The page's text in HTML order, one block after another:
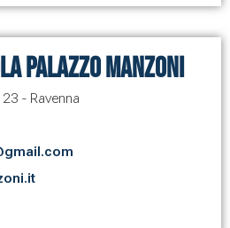
Palazzo Manzoni
- Ravenna